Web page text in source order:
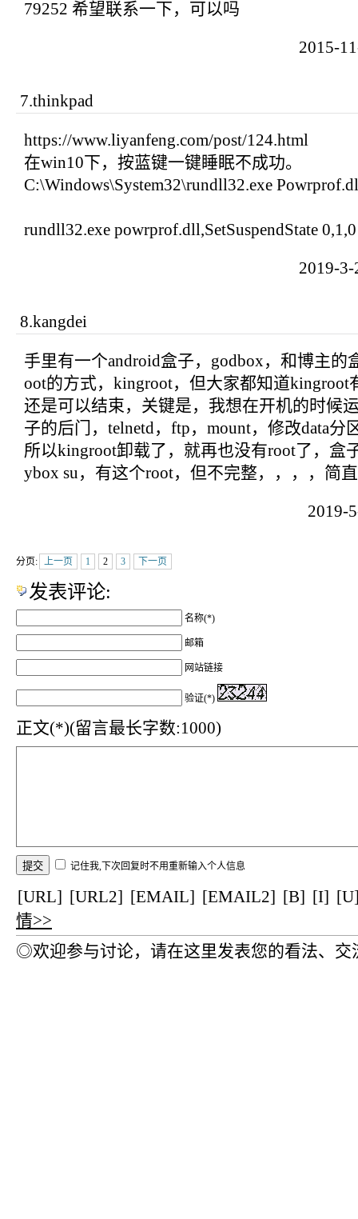
79252 希望联系一下，可以吗
2015-
7.thinkpad
https://www.liyanfeng.com/post/124.html
在win10下，按蓝键一键睡眠不成功。
C:\Windows\System32\rundll32.exe
rundll32.exe powrprof.dll,SetSuspendState 0,1,0
2019-
8.kangdei
手里有一个android盒子，godbox，和博主
oot的方式，kingroot，但大家都知道kingroot
还是可以结束，关键是，我想在开机的时候
子的后门，telnetd，ftp，mount，修改data
所以kingroot卸载了，就再也没有root了，盒
ybox su，有这个root，但不完整，，，，简
2019-
分页: 上一页 1 2 3 下一页
发表评论:
名称(*)
邮箱
网站链接
验证(*)
正文(*)(留言最长字数:1000)
记住我,下次回复时不用重新输入个人信息
[URL] [URL2] [EMAIL] [EMAIL2] [B] [I]
情>>
◎欢迎参与讨论，请在这里发表您的看法、交